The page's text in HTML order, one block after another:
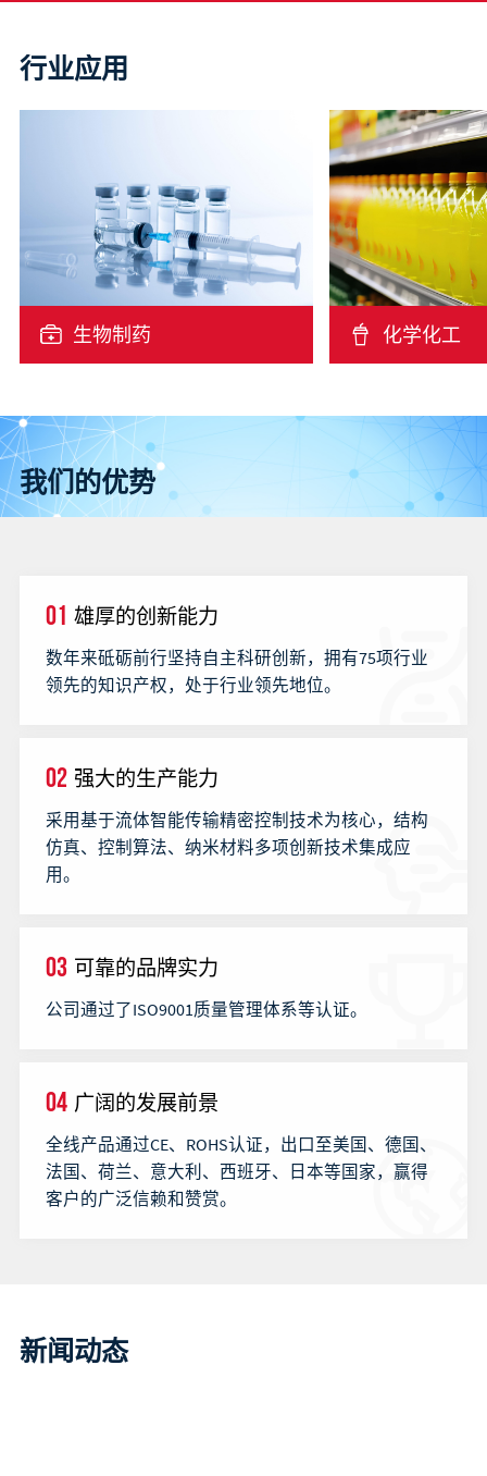
行业应用
生物制药 化学化工
我们的优势
01 雄厚的创新能力
数年来砥砺前行坚持自主科研创新，拥有75项行业
领先的知识产权，处于行业领先地位。
02 强大的生产能力
采用基于流体智能传输精密控制技术为核心，结构
仿真、控制算法、纳米材料多项创新技术集成应
用。
03 可靠的品牌实力
公司通过了ISO9001质量管理体系等认证。
04 广阔的发展前景
全线产品通过CE、ROHS认证，出口至美国、德国、
法国、荷兰、意大利、西班牙、日本等国家，赢得
客户的广泛信赖和赞赏。
新闻动态